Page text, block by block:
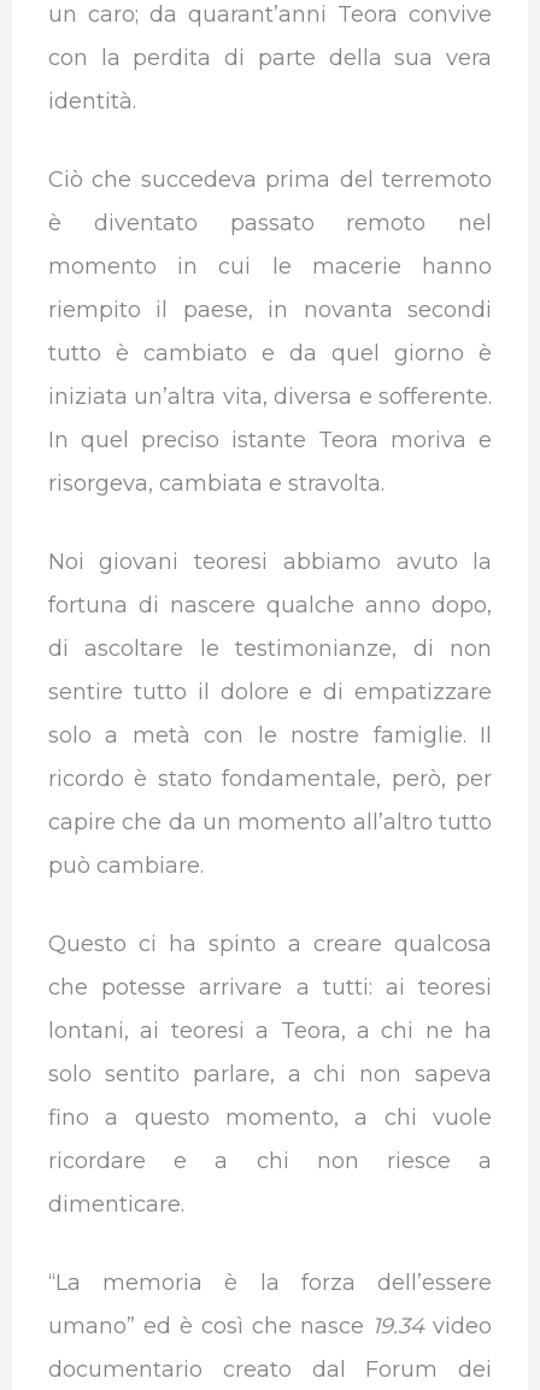
un caro; da quarant’anni Teora convive
con la perdita di parte della sua vera
identità.
Ciò che succedeva prima del terremoto
è diventato passato remoto nel
momento in cui le macerie hanno
riempito il paese, in novanta secondi
tutto è cambiato e da quel giorno è
iniziata un’altra vita, diversa e sofferente.
In quel preciso istante Teora moriva e
risorgeva, cambiata e stravolta.
Noi giovani teoresi abbiamo avuto la
fortuna di nascere qualche anno dopo,
di ascoltare le testimonianze, di non
sentire tutto il dolore e di empatizzare
solo a metà con le nostre famiglie. Il
ricordo è stato fondamentale, però, per
capire che da un momento all’altro tutto
può cambiare.
Questo ci ha spinto a creare qualcosa
che potesse arrivare a tutti: ai teoresi
lontani, ai teoresi a Teora, a chi ne ha
solo sentito parlare, a chi non sapeva
fino a questo momento, a chi vuole
ricordare e a chi non riesce a
dimenticare.
“La memoria è la forza dell’essere
umano” ed è così che nasce 19.34video
documentario creato dal Forum dei